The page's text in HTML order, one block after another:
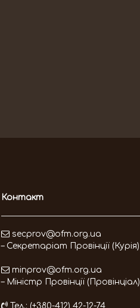
Контакт
secprov@ofm.org.ua
– Секретаріат Провінції (Курія)
minprov@ofm.org.ua
– Міністр Провінції (Провінціал)
Тел.: (+380-412) 42-12-74